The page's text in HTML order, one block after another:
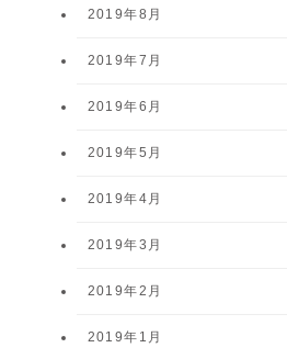
2019年8月
2019年7月
2019年6月
2019年5月
2019年4月
2019年3月
2019年2月
2019年1月